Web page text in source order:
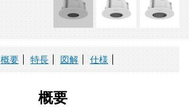
概要 特長 図解 仕様
概要